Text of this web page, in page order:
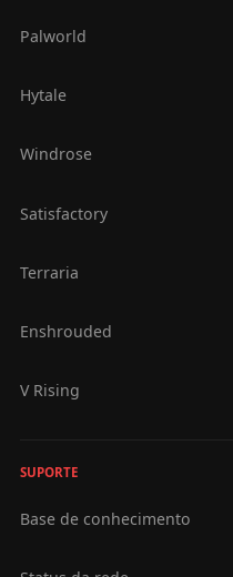
Palworld
Hytale
Windrose
Satisfactory
Terraria
Enshrouded
V Rising
SUPORTE
Base de conhecimento